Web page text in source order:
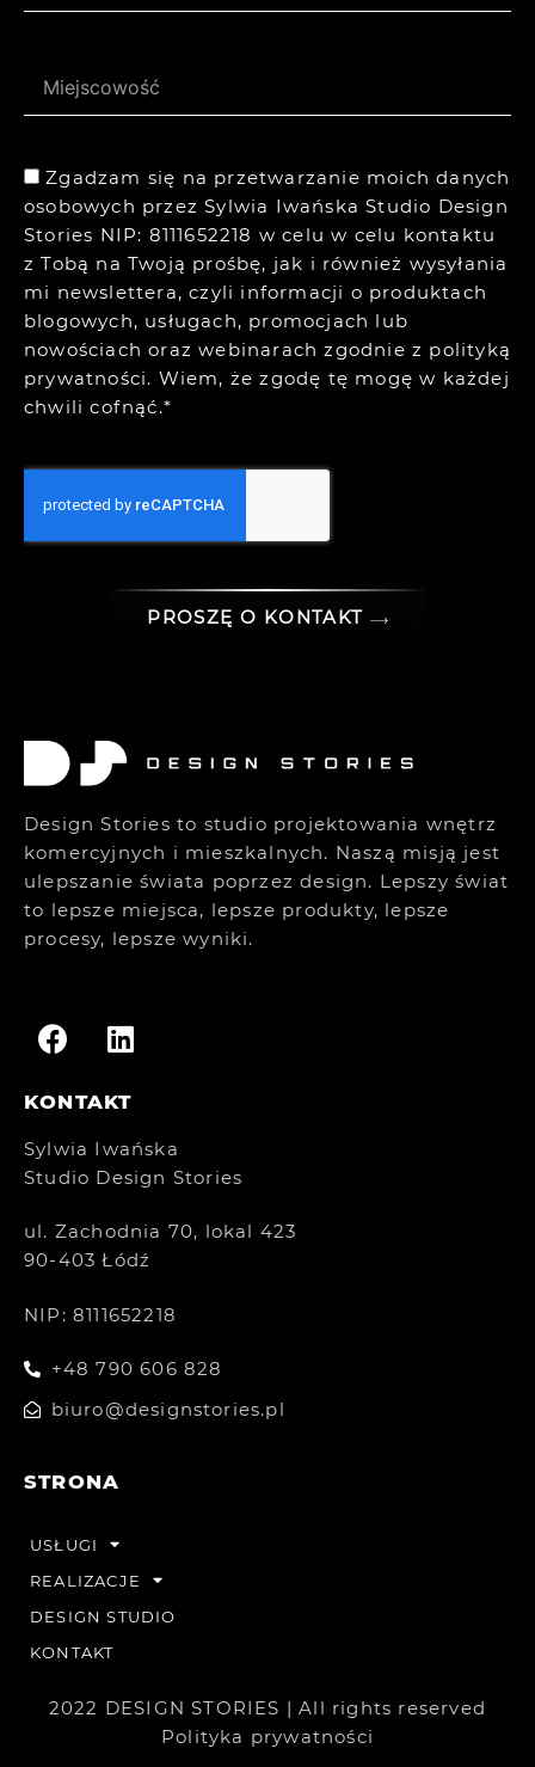
Zgadzam się na przetwarzanie moich danych
osobowych przez Sylwia Iwańska Studio Design
Stories NIP: 8111652218 w celu w celu kontaktu
z Tobą na Twoją prośbę, jak i również wysyłania
mi newslettera, czyli informacji o produktach
blogowych, usługach, promocjach lub
nowościach oraz webinarach zgodnie z polityką
prywatności. Wiem, że zgodę tę mogę w każdej
chwili cofnąć.*
PROSZĘ O KONTAKT
Design Stories to studio projektowania wnętrz
komercyjnych i mieszkalnych. Naszą misją jest
ulepszanie świata poprzez design. Lepszy świat
to lepsze miejsca, lepsze produkty, lepsze
procesy, lepsze wyniki.
KONTAKT
Sylwia Iwańska
Studio Design Stories
ul. Zachodnia 70, lokal 423
90-403 Łódź
NIP: 8111652218
+48 790 606 828
biuro@designstories.pl
STRONA
USŁUGI
REALIZACJE
DESIGN STUDIO
KONTAKT
2022 DESIGN STORIES | All rights reserved
Polityka prywatności